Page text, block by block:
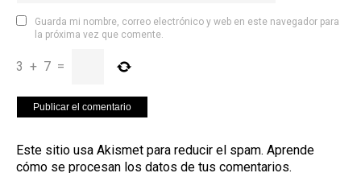
Guarda mi nombre, correo electrónico y web en este navegador para
la próxima vez que comente.
3 + 7 =
Este sitio usa Akismet para reducir el spam. Aprende
cómo se procesan los datos de tus comentarios.